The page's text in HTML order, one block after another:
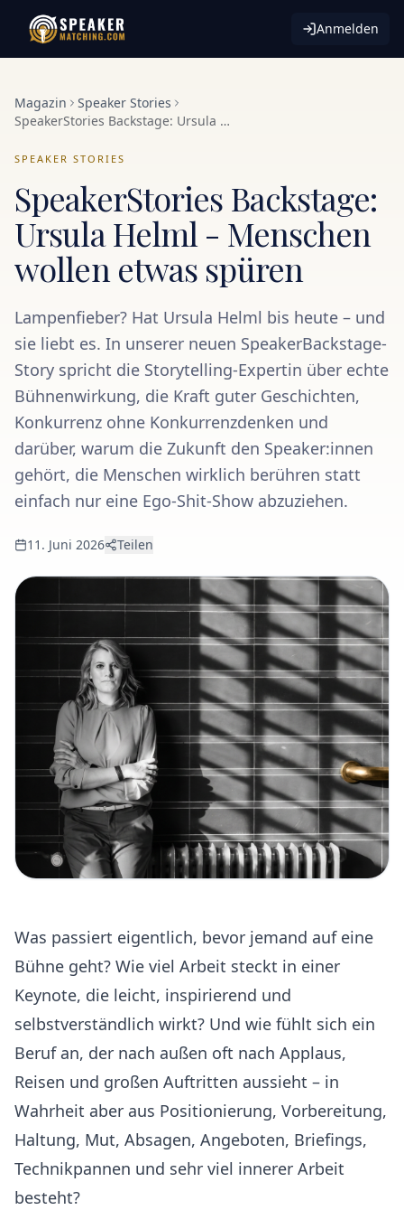
Anmelden
Magazin
Speaker Stories
SpeakerStories Backstage: Ursula Helml - Menschen wollen etwas spüren
SPEAKER STORIES
SpeakerStories Backstage:
Ursula Helml - Menschen
wollen etwas spüren
Lampenfieber? Hat Ursula Helml bis heute – und
sie liebt es. In unserer neuen SpeakerBackstage-
Story spricht die Storytelling-Expertin über echte
Bühnenwirkung, die Kraft guter Geschichten,
Konkurrenz ohne Konkurrenzdenken und
darüber, warum die Zukunft den Speaker:innen
gehört, die Menschen wirklich berühren statt
einfach nur eine Ego-Shit-Show abzuziehen.
11. Juni 2026 Teilen
Was passiert eigentlich, bevor jemand auf eine
Bühne geht? Wie viel Arbeit steckt in einer
Keynote, die leicht, inspirierend und
selbstverständlich wirkt? Und wie fühlt sich ein
Beruf an, der nach außen oft nach Applaus,
Reisen und großen Auftritten aussieht – in
Wahrheit aber aus Positionierung, Vorbereitung,
Haltung, Mut, Absagen, Angeboten, Briefings,
Technikpannen und sehr viel innerer Arbeit
besteht?